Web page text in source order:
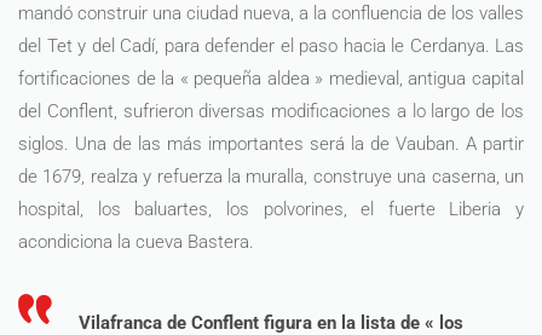
mandó construir una ciudad nueva, a la confluencia de los valles
del Tet y del Cadí, para defender el paso hacia le Cerdanya. Las
fortificaciones de la « pequeña aldea » medieval, antigua capital
del Conflent, sufrieron diversas modificaciones a lo largo de los
siglos. Una de las más importantes será la de Vauban. A partir
de 1679, realza y refuerza la muralla, construye una caserna, un
hospital, los baluartes, los polvorines, el fuerte Liberia y
acondiciona la cueva Bastera.
Vilafranca de Conflent figura en la lista de « los